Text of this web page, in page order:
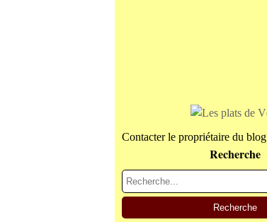
Contacter le propriétaire du blog
Recherche